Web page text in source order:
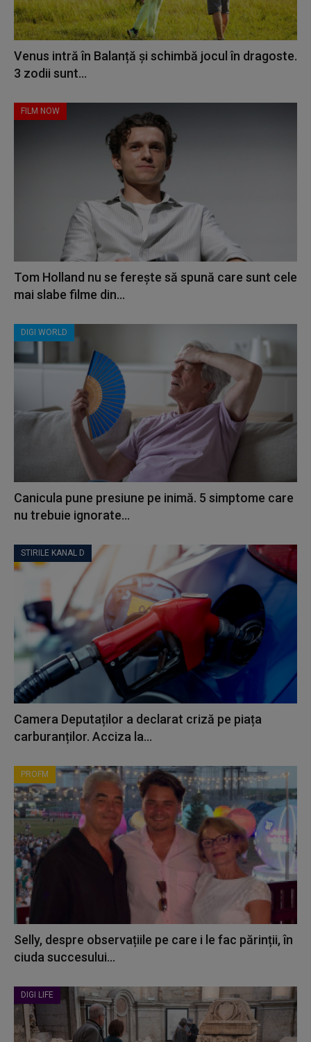
Venus intră în Balanță și schimbă jocul în dragoste.
3 zodii sunt...
FILM NOW
Tom Holland nu se ferește să spună care sunt cele
mai slabe filme din...
DIGI WORLD
Canicula pune presiune pe inimă. 5 simptome care
nu trebuie ignorate...
STIRILE KANAL D
Camera Deputaților a declarat criză pe piața
carburanților. Acciza la...
PROFM
Selly, despre observațiile pe care i le fac părinții, în
ciuda succesului...
DIGI LIFE